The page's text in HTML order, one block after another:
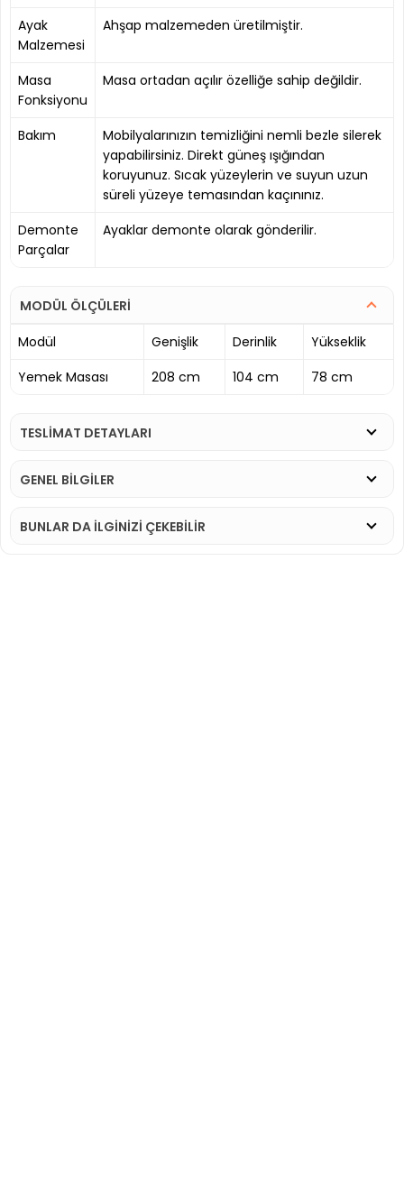
Ayak
Malzemesi
Ahşap malzemeden üretilmiştir.
Masa
Fonksiyonu
Masa ortadan açılır özelliğe sahip değildir.
Bakım
Mobilyalarınızın temizliğini nemli bezle silerek
yapabilirsiniz. Direkt güneş ışığından
koruyunuz. Sıcak yüzeylerin ve suyun uzun
süreli yüzeye temasından kaçınınız.
Demonte
Parçalar
Ayaklar demonte olarak gönderilir.
MODÜL ÖLÇÜLERİ
Modül
Genişlik Derinlik
Yükseklik
Yemek Masası
208 cm 104 cm 78 cm
TESLİMAT DETAYLARI
GENEL BİLGİLER
BUNLAR DA İLGINIZI ÇEKEBILIR